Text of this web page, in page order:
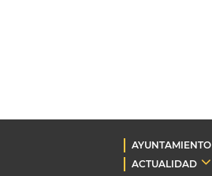
AYUNTAMIENTO
ACTUALIDAD